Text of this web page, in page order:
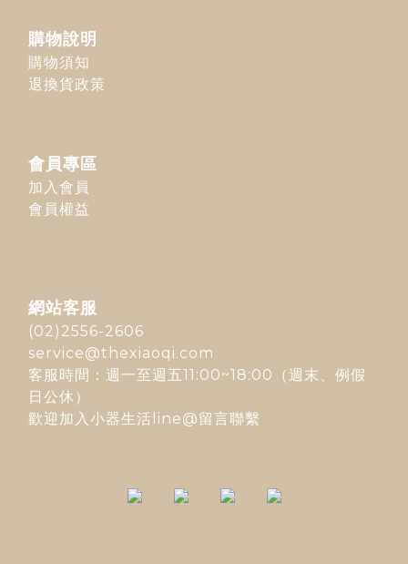
購物說明
購物須知
退換貨政策
會員專區
加入會員
會員權益
網站客服
(02)2556-2606
service@thexiaoqi.com
客服時間：週一至週五11:00~18:00（週末、例假
日公休）
歡迎加入 小器生活line@留言聯繫